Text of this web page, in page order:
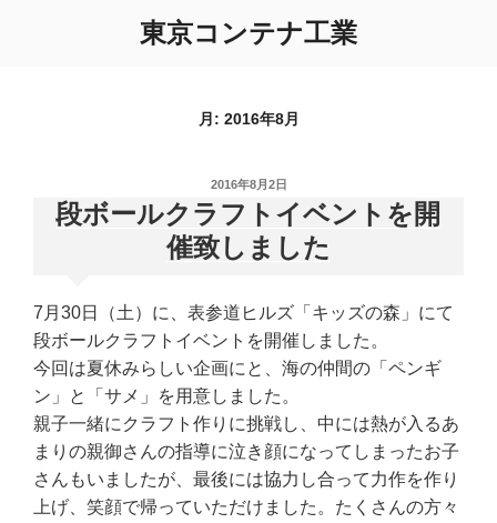
東京コンテナ工業
月: 2016年8月
投
稿
日:
2016年8月2日
段ボールクラフトイベントを開
催致しました
7月30日（土）に、表参道ヒルズ「キッズの森」にて
段ボールクラフトイベントを開催しました。
今回は夏休みらしい企画にと、海の仲間の「ペンギ
ン」と「サメ」を用意しました。
親子一緒にクラフト作りに挑戦し、中には熱が入るあ
まりの親御さんの指導に泣き顔になってしまったお子
さんもいましたが、最後には協力し合って力作を作り
上げ、笑顔で帰っていただけました。たくさんの方々